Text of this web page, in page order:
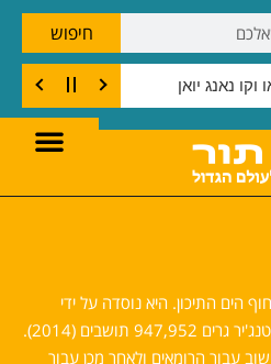
חיפוש
הים התיכון. היא נוסדה על ידי
הפיניקים במאה ה־5 לפנה״ס. בטנג'יר גרים 947,952 תושבים (2014).
עבור הרומאים ולאחר מכן עבור